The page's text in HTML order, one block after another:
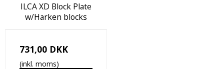
ILCA XD Block Plate
w/Harken blocks
731,00 DKK
(inkl. moms)